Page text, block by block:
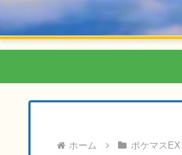
ホーム ポケマスEX